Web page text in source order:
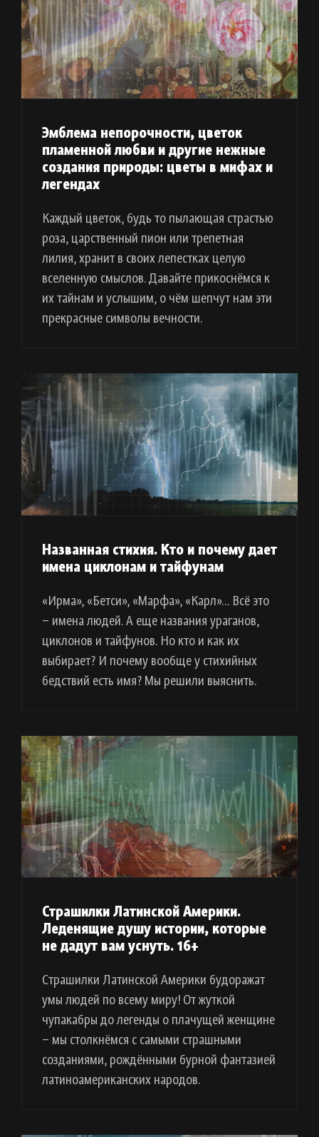
Эмблема непорочности, цветок
пламенной любви и другие нежные
создания природы: цветы в мифах и
легендах
Каждый цветок, будь то пылающая страстью
роза, царственный пион или трепетная
лилия, хранит в своих лепестках целую
вселенную смыслов. Давайте прикоснёмся к
их тайнам и услышим, о чём шепчут нам эти
прекрасные символы вечности.
Названная стихия. Кто и почему дает
имена циклонам и тайфунам
«Ирма», «Бетси», «Марфа», «Карл»… Всё это
– имена людей. А еще названия ураганов,
циклонов и тайфунов. Но кто и как их
выбирает? И почему вообще у стихийных
бедствий есть имя? Мы решили выяснить.
Страшилки Латинской Америки.
Леденящие душу истории, которые
не дадут вам уснуть. 16+
Страшилки Латинской Америки будоражат
умы людей по всему миру! От жуткой
чупакабры до легенды о плачущей женщине
– мы столкнёмся с самыми страшными
созданиями, рождёнными бурной фантазией
латиноамериканских народов.